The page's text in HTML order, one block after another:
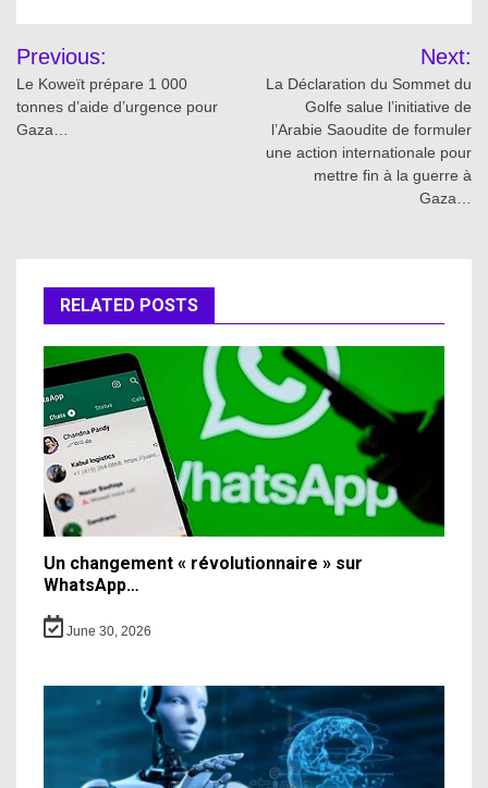
Post
navigation
Previous:
Le Koweït prépare 1 000
tonnes d’aide d’urgence pour
Gaza…
Next:
La Déclaration du Sommet du
Golfe salue l’initiative de
l’Arabie Saoudite de formuler
une action internationale pour
mettre fin à la guerre à
Gaza…
RELATED POSTS
Un changement « révolutionnaire » sur
WhatsApp…
June 30, 2026